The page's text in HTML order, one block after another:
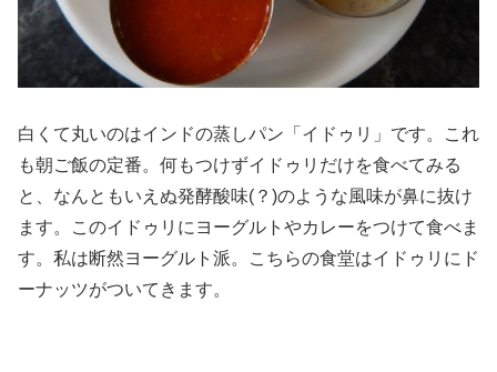
白くて丸いのはインドの蒸しパン「イドゥリ」です。これ
も朝ご飯の定番。何もつけずイドゥリだけを食べてみる
と、なんともいえぬ発酵酸味(？)のような風味が鼻に抜け
ます。このイドゥリにヨーグルトやカレーをつけて食べま
す。私は断然ヨーグルト派。こちらの食堂はイドゥリにド
ーナッツがついてきます。